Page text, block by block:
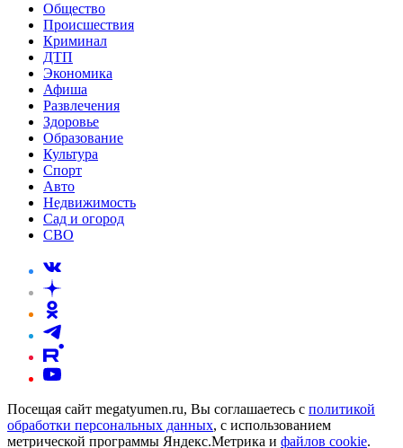
Общество
Происшествия
Криминал
ДТП
Экономика
Афиша
Развлечения
Здоровье
Образование
Культура
Спорт
Авто
Недвижимость
Сад и огород
СВО
Посещая сайт megatyumen.ru, Вы соглашаетесь с политикой
обработки персональных данных, с использованием
метрической программы Яндекс.Метрика и файлов cookie.